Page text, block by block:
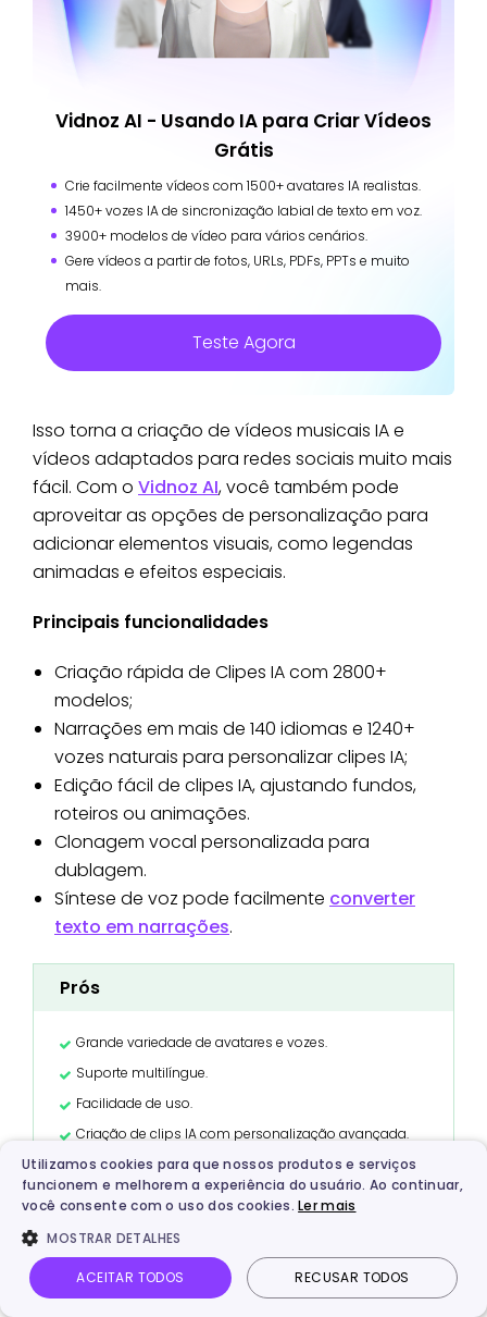
Vidnoz AI - Usando IA para Criar Vídeos
Grátis
Crie facilmente vídeos com 1500+ avatares IA realistas.
1450+ vozes IA de sincronização labial de texto em voz.
3900+ modelos de vídeo para vários cenários.
Gere vídeos a partir de fotos, URLs, PDFs, PPTs e muito
mais.
Teste Agora
Isso torna a criação de vídeos musicais IA e
vídeos adaptados para redes sociais muito mais
fácil. Com o Vidnoz AI, você também pode
aproveitar as opções de personalização para
adicionar elementos visuais, como legendas
animadas e efeitos especiais.
Principais funcionalidades
Criação rápida de Clipes IA com 2800+
modelos;
Narrações em mais de 140 idiomas e 1240+
vozes naturais para personalizar clipes IA;
Edição fácil de clipes IA, ajustando fundos,
roteiros ou animações.
Clonagem vocal personalizada para
dublagem.
Síntese de voz pode facilmente converter
texto em narrações.
Prós
Grande variedade de avatares e vozes.
Suporte multilíngue.
Facilidade de uso.
Criação de clips IA com personalização avançada.
Contras
Funcionalidades avançadas podem ser caras.
Utilizamos cookies para que nossos produtos e serviços
funcionem e melhorem a experiência do usuário. Ao continuar,
você consente com o uso dos cookies.Ler mais
MOSTRAR DETALHES
ACEITAR TODOS RECUSAR TODOS